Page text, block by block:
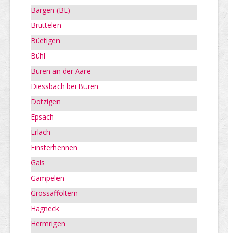
Bargen (BE)
Brüttelen
Büetigen
Bühl
Büren an der Aare
Diessbach bei Büren
Dotzigen
Epsach
Erlach
Finsterhennen
Gals
Gampelen
Grossaffoltern
Hagneck
Hermrigen